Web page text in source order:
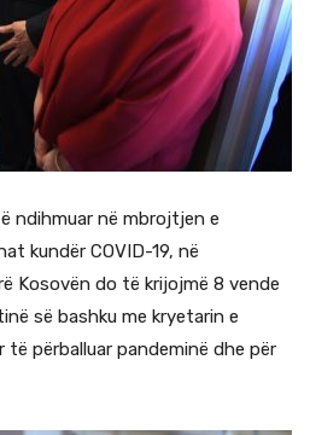
ndihmuar në mbrojtjen e
kundër COVID-19, në
Kosovën do të krijojmë 8 vende
së bashku me kryetarin e
përballuar pandeminë dhe për